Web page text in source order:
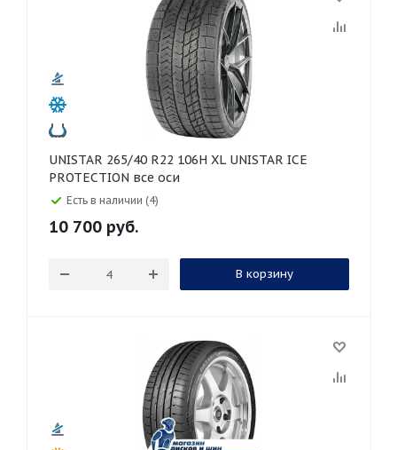
UNISTAR 265/40 R22 106H XL UNISTAR ICE
PROTECTION все оси
Есть в наличии (4)
10 700 руб.
В корзину